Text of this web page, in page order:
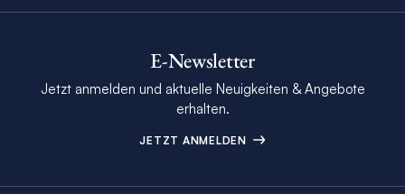
E-Newsletter
Jetzt anmelden und aktuelle Neuigkeiten & Angebote
erhalten.
JETZT ANMELDEN